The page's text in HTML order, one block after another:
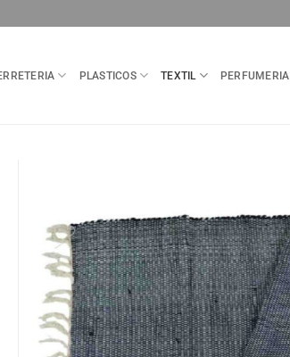
PLASTICOS TEXTIL PERFUMERIA